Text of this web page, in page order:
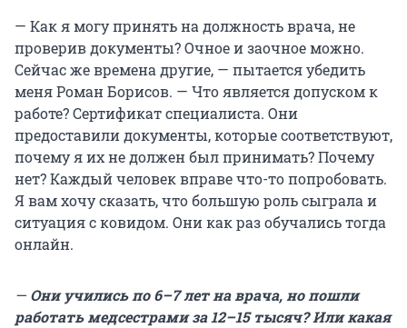
— Как я могу принять на должность врача, не
проверив документы? Очное и заочное можно.
Сейчас же времена другие, — пытается убедить
меня Роман Борисов. — Что является допуском к
работе? Сертификат специалиста. Они
предоставили документы, которые соответствуют,
почему я их не должен был принимать? Почему
нет? Каждый человек вправе что-то попробовать.
Я вам хочу сказать, что большую роль сыграла и
ситуация с ковидом. Они как раз обучались тогда
онлайн.
— Они учились по 6–7 лет на врача, но пошли
работать медсестрами за 12–15 тысяч? Или какая